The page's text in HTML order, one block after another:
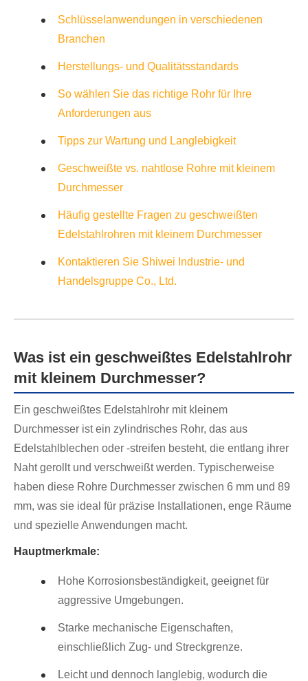
Schlüsselanwendungen in verschiedenen
Branchen
Herstellungs- und Qualitätsstandards
So wählen Sie das richtige Rohr für Ihre
Anforderungen aus
Tipps zur Wartung und Langlebigkeit
Geschweißte vs. nahtlose Rohre mit kleinem
Durchmesser
Häufig gestellte Fragen zu geschweißten
Edelstahlrohren mit kleinem Durchmesser
Kontaktieren Sie Shiwei Industrie- und
Handelsgruppe Co., Ltd.
Was ist ein geschweißtes Edelstahlrohr
mit kleinem Durchmesser?
Ein geschweißtes Edelstahlrohr mit kleinem
Durchmesser ist ein zylindrisches Rohr, das aus
Edelstahlblechen oder -streifen besteht, die entlang ihrer
Naht gerollt und verschweißt werden. Typischerweise
haben diese Rohre Durchmesser zwischen 6 mm und 89
mm, was sie ideal für präzise Installationen, enge Räume
und spezielle Anwendungen macht.
Hauptmerkmale:
Hohe Korrosionsbeständigkeit, geeignet für
aggressive Umgebungen.
Starke mechanische Eigenschaften,
einschließlich Zug- und Streckgrenze.
Leicht und dennoch langlebig, wodurch die